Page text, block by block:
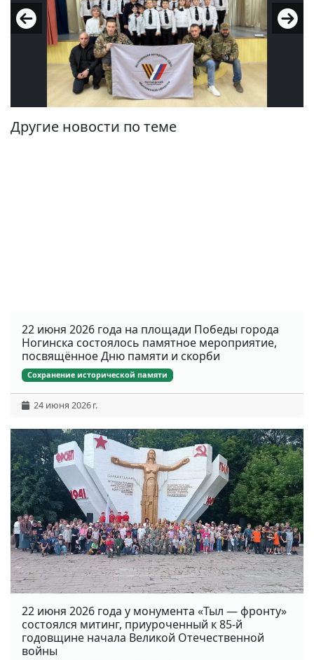
Другие новости по теме
22 июня 2026 года на площади Победы города
Ногинска состоялось памятное мероприятие,
посвящённое Дню памяти и скорби
Сохранение исторической памяти
24 июня 2026 г.
22 июня 2026 года у монумента «Тыл — фронту»
состоялся митинг, приуроченный к 85-й
годовщине начала Великой Отечественной
войны